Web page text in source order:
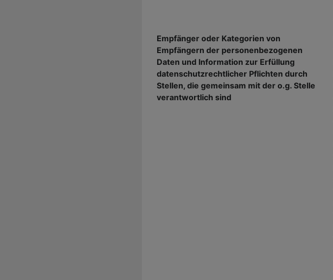
Empfänger oder Kategorien von
Empfängern der personenbezogenen
Daten und Information zur Erfüllung
datenschutzrechtlicher Pflichten durch
Stellen, die gemeinsam mit der o.g. Stelle
verantwortlich sind